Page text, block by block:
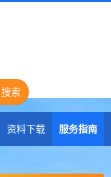
搜索
资料下载 服务指南